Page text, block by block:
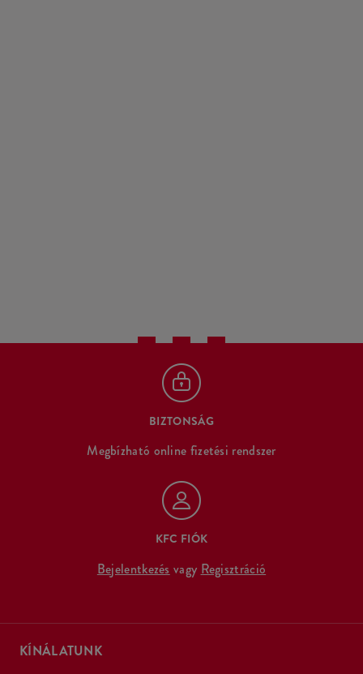
BIZTONSÁG
Megbízható online fizetési rendszer
KFC FIÓK
Bejelentkezés vagy Regisztráció
KÍNÁLATUNK